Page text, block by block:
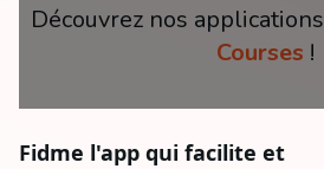
Découvrez nos applications
Courses !
Fidme l'app qui facilite et